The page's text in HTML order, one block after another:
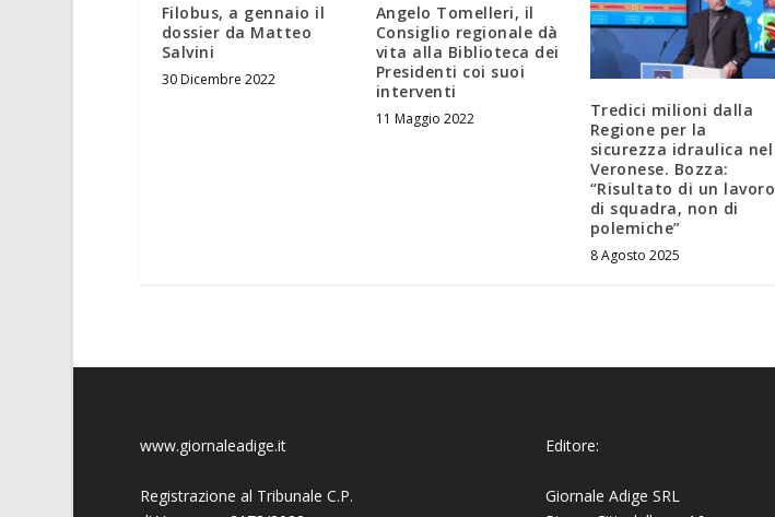
Filobus, a gennaio il
dossier da Matteo
Salvini
30 Dicembre 2022
Angelo Tomelleri, il
Consiglio regionale dà
vita alla Biblioteca dei
Presidenti coi suoi
interventi
11 Maggio 2022
Tredici milioni dalla
Regione per la
sicurezza idraulica nel
Veronese. Bozza:
“Risultato di un lavoro
di squadra, non di
polemiche”
8 Agosto 2025
www.giornaleadige.it
Registrazione al Tribunale C.P.
Editore:
Giornale Adige SRL